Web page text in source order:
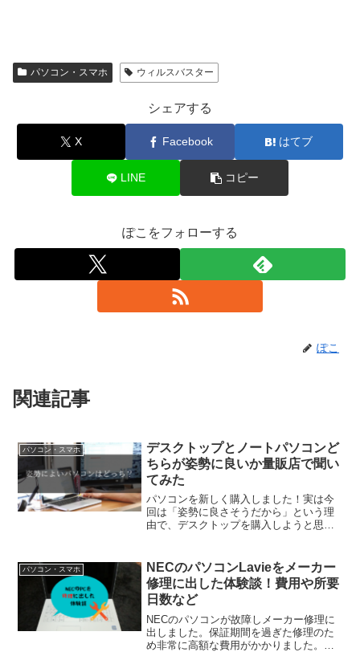
パソコン・スマホ ウィルスバスター
シェアする
X Facebook はてブ
LINE コピー
ぽこをフォローする
ぽこ
関連記事
パソコン・スマホ
デスクトップとノートパソコンど
ちらが姿勢に良いか量販店で聞い
てみた
パソコンを新しく購入しました！実は今
回は「姿勢に良さそうだから」という理
由で、デスクトップを購入しようと思っ
てみると、意外なお答えが返ってきまし
た。
パソコン・スマホ
NECのパソコンLavieをメーカー
修理に出した体験談！費用や所要
日数など
NECのパソコンが故障しメーカー修理に
出しました。保証期間を過ぎた修理のた
め非常に高額な費用がかかりました。か